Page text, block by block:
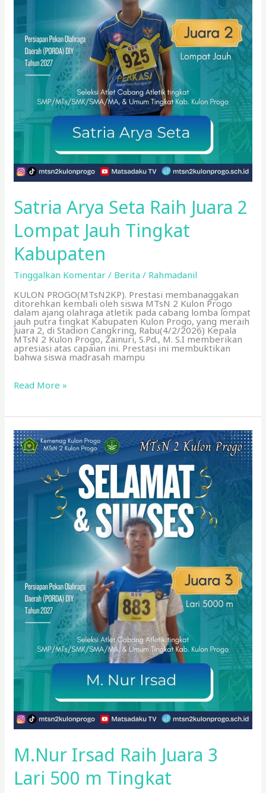
Satria Arya Seta Raih Juara 2
Lompat Jauh Tingkat
Kabupaten
Tinggalkan Komentar / Berita / Rahmadanil
KULON PROGO(MTsN2KP). Prestasi membanaggakan
ditorehkan kembali oleh siswa MTsN 2 Kulon Progo
dalam ajang olahraga atletik pada cabang lomba lompat
jauh putra tingkat Kabupaten Kulon Progo, yang meraih
Juara 2, di Stadion Cangkring, Rabu(4/2/2026) Kepala
MTsN 2 Kulon Progo, Zainuri, S.Pd., M. S.I memberikan
apresiasi atas capaian ini. Prestasi ini membuktikan
bahwa siswa madrasah mampu
Read More »
M.Nur Irsad Raih Juara 3
Lari 500 m Tingkat
M.Nur
Irsad
Raih
Juara
3
500
Kabupaten